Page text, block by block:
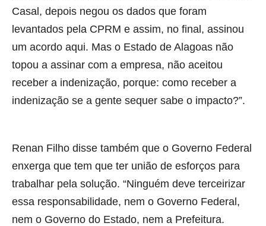
Casal, depois negou os dados que foram
levantados pela CPRM e assim, no final, assinou
um acordo aqui. Mas o Estado de Alagoas não
topou a assinar com a empresa, não aceitou
receber a indenização, porque: como receber a
indenização se a gente sequer sabe o impacto?”.
Renan Filho disse também que o Governo Federal
enxerga que tem que ter união de esforços para
trabalhar pela solução. “Ninguém deve terceirizar
essa responsabilidade, nem o Governo Federal,
nem o Governo do Estado, nem a Prefeitura.